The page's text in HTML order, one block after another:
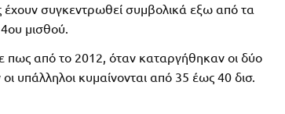
συγκεντρωθεί συμβολικά εξω από τα
μισθού.
από το 2012, όταν καταργήθηκαν οι δύο
υπάλληλοι κυμαίνονται από 35 έως 40 δισ.